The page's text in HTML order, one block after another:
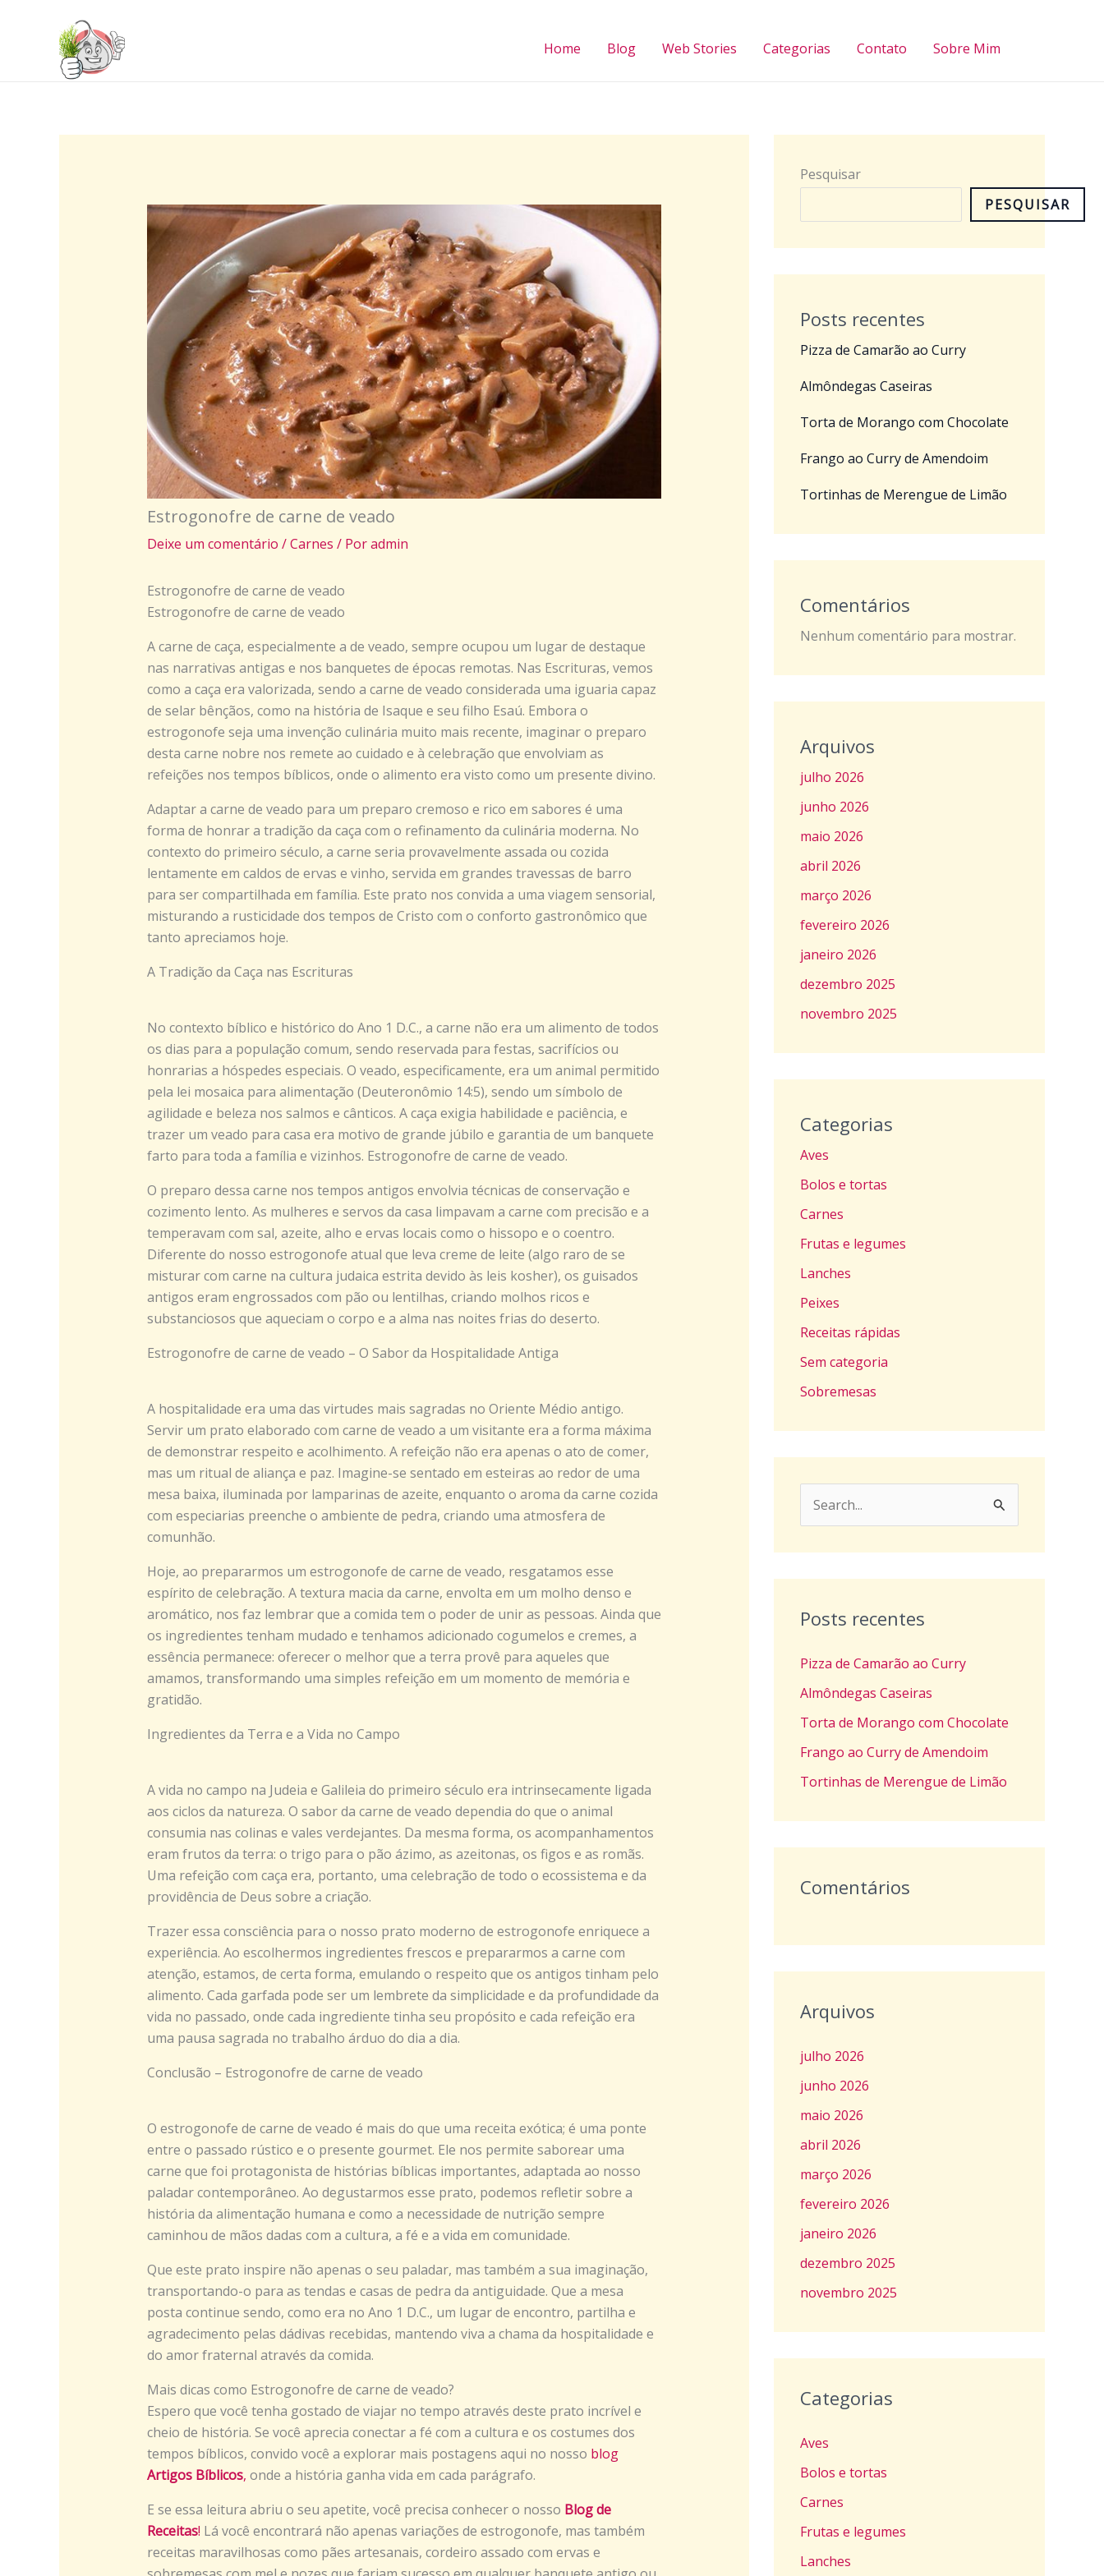
Home Blog Web Stories Categorias Contato Sobre Mim
Estrogonofre de carne de veado
Deixe um comentário /Carnes / Poradmin
Estrogonofre de carne de veado
Estrogonofre de carne de veado
A carne de caça, especialmente a de veado, sempre ocupou um lugar de destaque
nas narrativas antigas e nos banquetes de épocas remotas. Nas Escrituras, vemos
como a caça era valorizada, sendo a carne de veado considerada uma iguaria capaz
de selar bênçãos, como na história de Isaque e seu filho Esaú. Embora o
estrogonofe seja uma invenção culinária muito mais recente, imaginar o preparo
desta carne nobre nos remete ao cuidado e à celebração que envolviam as
refeições nos tempos bíblicos, onde o alimento era visto como um presente divino.
Adaptar a carne de veado para um preparo cremoso e rico em sabores é uma
forma de honrar a tradição da caça com o refinamento da culinária moderna. No
contexto do primeiro século, a carne seria provavelmente assada ou cozida
lentamente em caldos de ervas e vinho, servida em grandes travessas de barro
para ser compartilhada em família. Este prato nos convida a uma viagem sensorial,
misturando a rusticidade dos tempos de Cristo com o conforto gastronômico que
tanto apreciamos hoje.
A Tradição da Caça nas Escrituras
No contexto bíblico e histórico do Ano 1 D.C., a carne não era um alimento de todos
os dias para a população comum, sendo reservada para festas, sacrifícios ou
honrarias a hóspedes especiais. O veado, especificamente, era um animal permitido
pela lei mosaica para alimentação (Deuteronômio 14:5), sendo um símbolo de
agilidade e beleza nos salmos e cânticos. A caça exigia habilidade e paciência, e
trazer um veado para casa era motivo de grande júbilo e garantia de um banquete
farto para toda a família e vizinhos. Estrogonofre de carne de veado.
O preparo dessa carne nos tempos antigos envolvia técnicas de conservação e
cozimento lento. As mulheres e servos da casa limpavam a carne com precisão e a
temperavam com sal, azeite, alho e ervas locais como o hissopo e o coentro.
Diferente do nosso estrogonofe atual que leva creme de leite (algo raro de se
misturar com carne na cultura judaica estrita devido às leis kosher), os guisados
antigos eram engrossados com pão ou lentilhas, criando molhos ricos e
substanciosos que aqueciam o corpo e a alma nas noites frias do deserto.
Estrogonofre de carne de veado – O Sabor da Hospitalidade Antiga
A hospitalidade era uma das virtudes mais sagradas no Oriente Médio antigo.
Servir um prato elaborado com carne de veado a um visitante era a forma máxima
de demonstrar respeito e acolhimento. A refeição não era apenas o ato de comer,
mas um ritual de aliança e paz. Imagine-se sentado em esteiras ao redor de uma
mesa baixa, iluminada por lamparinas de azeite, enquanto o aroma da carne cozida
com especiarias preenche o ambiente de pedra, criando uma atmosfera de
comunhão.
Hoje, ao prepararmos um estrogonofe de carne de veado, resgatamos esse
espírito de celebração. A textura macia da carne, envolta em um molho denso e
aromático, nos faz lembrar que a comida tem o poder de unir as pessoas. Ainda que
os ingredientes tenham mudado e tenhamos adicionado cogumelos e cremes, a
essência permanece: oferecer o melhor que a terra provê para aqueles que
amamos, transformando uma simples refeição em um momento de memória e
gratidão.
Ingredientes da Terra e a Vida no Campo
A vida no campo na Judeia e Galileia do primeiro século era intrinsecamente ligada
aos ciclos da natureza. O sabor da carne de veado dependia do que o animal
consumia nas colinas e vales verdejantes. Da mesma forma, os acompanhamentos
eram frutos da terra: o trigo para o pão ázimo, as azeitonas, os figos e as romãs.
Uma refeição com caça era, portanto, uma celebração de todo o ecossistema e da
providência de Deus sobre a criação.
Trazer essa consciência para o nosso prato moderno de estrogonofe enriquece a
experiência. Ao escolhermos ingredientes frescos e prepararmos a carne com
atenção, estamos, de certa forma, emulando o respeito que os antigos tinham pelo
alimento. Cada garfada pode ser um lembrete da simplicidade e da profundidade da
vida no passado, onde cada ingrediente tinha seu propósito e cada refeição era
uma pausa sagrada no trabalho árduo do dia a dia.
Conclusão – Estrogonofre de carne de veado
O estrogonofe de carne de veado é mais do que uma receita exótica; é uma ponte
entre o passado rústico e o presente gourmet. Ele nos permite saborear uma
carne que foi protagonista de histórias bíblicas importantes, adaptada ao nosso
paladar contemporâneo. Ao degustarmos esse prato, podemos refletir sobre a
história da alimentação humana e como a necessidade de nutrição sempre
caminhou de mãos dadas com a cultura, a fé e a vida em comunidade.
Que este prato inspire não apenas o seu paladar, mas também a sua imaginação,
transportando-o para as tendas e casas de pedra da antiguidade. Que a mesa
posta continue sendo, como era no Ano 1 D.C., um lugar de encontro, partilha e
agradecimento pelas dádivas recebidas, mantendo viva a chama da hospitalidade e
do amor fraternal através da comida.
Mais dicas como Estrogonofre de carne de veado?
Espero que você tenha gostado de viajar no tempo através deste prato incrível e
cheio de história. Se você aprecia conectar a fé com a cultura e os costumes dos
tempos bíblicos, convido você a explorar mais postagens aqui no nosso blog
Artigos Bíblicos, onde a história ganha vida em cada parágrafo.
E se essa leitura abriu o seu apetite, você precisa conhecer o nosso Blog de
Receitas! Lá você encontrará não apenas variações de estrogonofe, mas também
receitas maravilhosas como pães artesanais, cordeiro assado com ervas e
Pesquisar
PESQUISAR
Posts recentes
Pizza de Camarão ao Curry
Almôndegas Caseiras
Torta de Morango com Chocolate
Frango ao Curry de Amendoim
Tortinhas de Merengue de Limão
Comentários
Nenhum comentário para mostrar.
Arquivos
julho 2026
junho 2026
maio 2026
abril 2026
março 2026
fevereiro 2026
janeiro 2026
dezembro 2025
novembro 2025
Categorias
Aves
Bolos e tortas
Carnes
Frutas e legumes
Lanches
Peixes
Receitas rápidas
Sem categoria
Sobremesas
u
s
a
r
p
:
Posts recentes
Pizza de Camarão ao Curry
Almôndegas Caseiras
Torta de Morango com Chocolate
Frango ao Curry de Amendoim
Tortinhas de Merengue de Limão
Comentários
Arquivos
julho 2026
junho 2026
maio 2026
abril 2026
março 2026
fevereiro 2026
janeiro 2026
dezembro 2025
novembro 2025
Categorias
Aves
Bolos e tortas
Carnes
Frutas e legumes
Lanches